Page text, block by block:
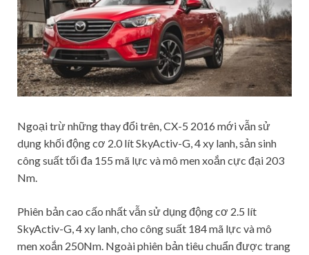
Ngoại trừ những thay đổi trên, CX-5 2016 mới vẫn sử
dụng khối động cơ 2.0 lít SkyActiv-G, 4 xy lanh, sản sinh
công suất tối đa 155 mã lực và mô men xoắn cực đại 203
Nm.
Phiên bản cao cấo nhất vẫn sử dụng động cơ 2.5 lít
SkyActiv-G, 4 xy lanh, cho công suất 184 mã lực và mô
men xoắn 250Nm. Ngoài phiên bản tiêu chuẩn được trang